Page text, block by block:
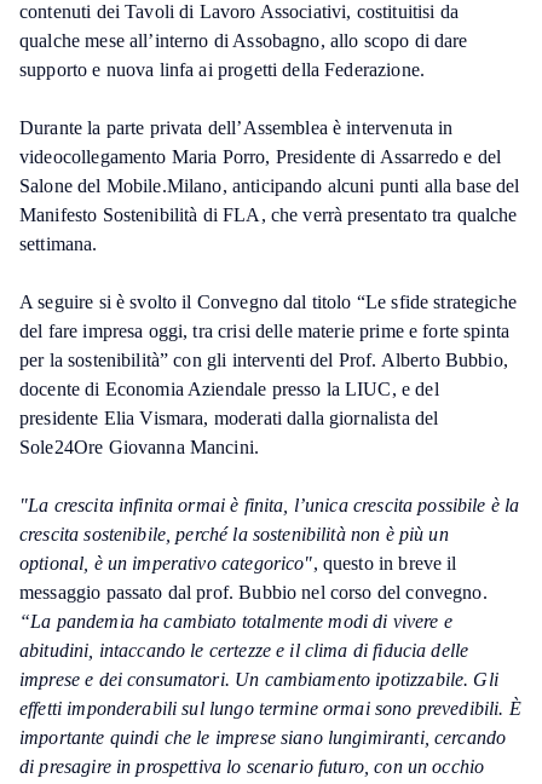
contenuti dei Tavoli di Lavoro Associativi, costituitisi da
qualche mese all’interno di Assobagno, allo scopo di dare
supporto e nuova linfa ai progetti della Federazione.
Durante la parte privata dell’Assemblea è intervenuta in
videocollegamento Maria Porro, Presidente di Assarredo e del
Salone del Mobile.Milano, anticipando alcuni punti alla base del
Manifesto Sostenibilità di FLA, che verrà presentato tra qualche
settimana.
A seguire si è svolto il Convegno dal titolo “Le sfide strategiche
del fare impresa oggi, tra crisi delle materie prime e forte spinta
per la sostenibilità” con gli interventi del Prof. Alberto Bubbio,
docente di Economia Aziendale presso la LIUC, e del
presidente Elia Vismara, moderati dalla giornalista del
Sole24Ore Giovanna Mancini.
"La crescita infinita ormai è finita, l’unica crescita possibile è la
crescita sostenibile, perché la sostenibilità non è più un
optional, è un imperativo categorico", questo in breve il
messaggio passato dal prof. Bubbio nel corso del convegno.
“La pandemia ha cambiato totalmente modi di vivere e
abitudini, intaccando le certezze e il clima di fiducia delle
imprese e dei consumatori. Un cambiamento ipotizzabile. Gli
effetti imponderabili sul lungo termine ormai sono prevedibili. È
importante quindi che le imprese siano lungimiranti, cercando
di presagire in prospettiva lo scenario futuro, con un occhio